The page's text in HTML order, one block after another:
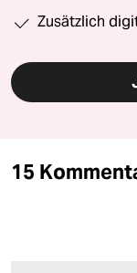
Zusätzlich
15